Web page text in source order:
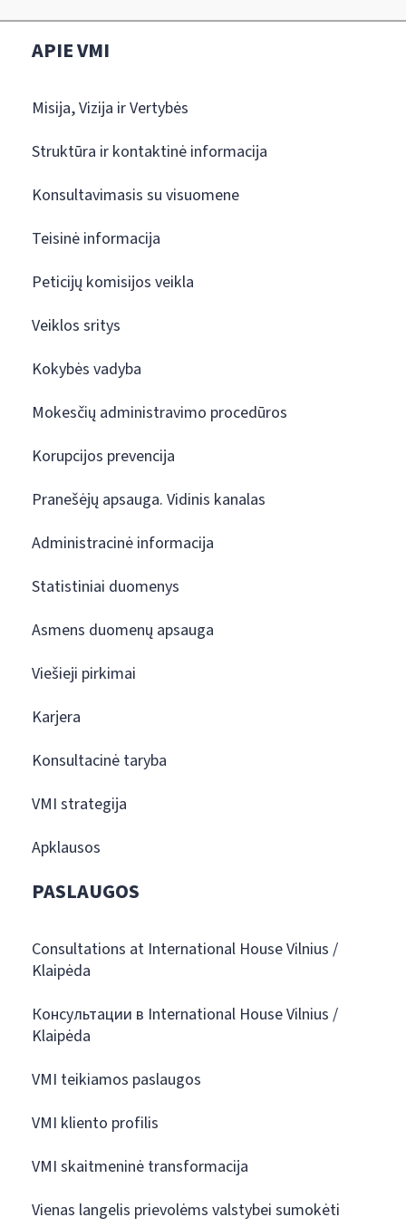
APIE VMI
Misija, Vizija ir Vertybės
Struktūra ir kontaktinė informacija
Konsultavimasis su visuomene
Teisinė informacija
Peticijų komisijos veikla
Veiklos sritys
Kokybės vadyba
Mokesčių administravimo procedūros
Korupcijos prevencija
Pranešėjų apsauga. Vidinis kanalas
Administracinė informacija
Statistiniai duomenys
Asmens duomenų apsauga
Viešieji pirkimai
Karjera
Konsultacinė taryba
VMI strategija
Apklausos
PASLAUGOS
Consultations at International House Vilnius /
Klaipėda
Консультации в International House Vilnius /
Klaipėda
VMI teikiamos paslaugos
VMI kliento profilis
VMI skaitmeninė transformacija
Vienas langelis prievolėms valstybei sumokėti